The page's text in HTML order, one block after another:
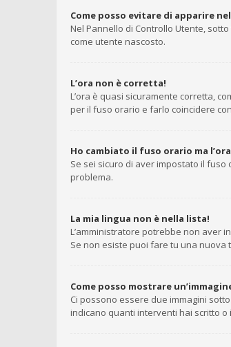
Come posso evitare di apparire
Nel Pannello di Controllo Utente,
come utente nascosto.
L’ora non è corretta!
L’ora è quasi sicuramente corretta,
per il fuso orario e farlo coincidere
Ho cambiato il fuso orario ma
Se sei sicuro di aver impostato il fuso
problema.
La mia lingua non è nella lista!
L’amministratore potrebbe non aver
Se non esiste puoi fare tu una nuova
Come posso mostrare
Ci possono essere due immagini
indicano quanti interventi hai scritto o